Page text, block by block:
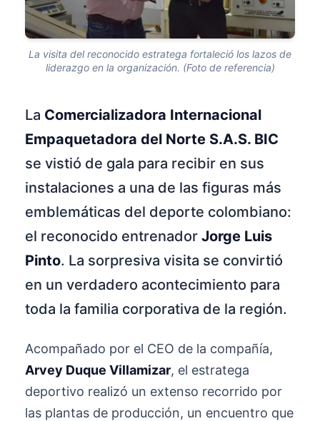
La visita del reconocido estratega fortaleció los lazos de
liderazgo en la organización. (Foto de referencia)
La Comercializadora Internacional
Empaquetadora del Norte S.A.S. BIC
se vistió de gala para recibir en sus
instalaciones a una de las figuras más
emblemáticas del deporte colombiano:
el reconocido entrenador Jorge Luis
Pinto. La sorpresiva visita se convirtió
en un verdadero acontecimiento para
toda la familia corporativa de la región.
Acompañado por el CEO de la compañía,
Arvey Duque Villamizar, el estratega
deportivo realizó un extenso recorrido por
las plantas de producción, un encuentro que